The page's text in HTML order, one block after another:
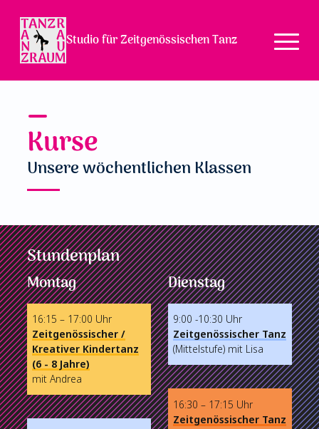
Studio für Zeitgenössischen Tanz
Kurse
Unsere wöchentlichen Klassen
Stundenplan
Montag
16:15 – 17:00 Uhr
Zeitgenössischer /
Kreativer Kindertanz
(6 - 8 Jahre)
mit Andrea
Dienstag
9:00 -10:30 Uhr
Zeitgenössischer Tanz
(Mittelstufe) mit Lisa
16:30 – 17:15 Uhr
Zeitgenössischer Tanz